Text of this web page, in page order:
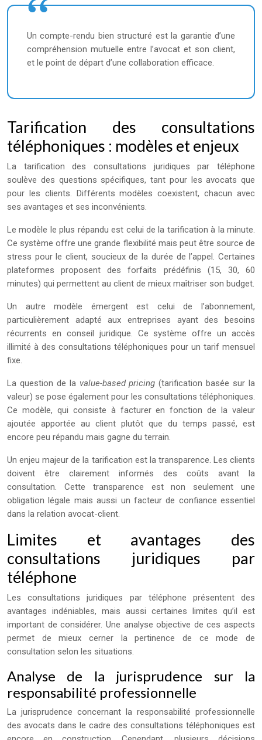
Un compte-rendu bien structuré est la garantie d’une
compréhension mutuelle entre l’avocat et son client,
et le point de départ d’une collaboration efficace.
Tarification des consultations
téléphoniques : modèles et enjeux
La tarification des consultations juridiques par téléphone
soulève des questions spécifiques, tant pour les avocats que
pour les clients. Différents modèles coexistent, chacun avec
ses avantages et ses inconvénients.
Le modèle le plus répandu est celui de la tarification à la minute.
Ce système offre une grande flexibilité mais peut être source de
stress pour le client, soucieux de la durée de l’appel. Certaines
plateformes proposent des forfaits prédéfinis (15, 30, 60
minutes) qui permettent au client de mieux maîtriser son budget.
Un autre modèle émergent est celui de l’abonnement,
particulièrement adapté aux entreprises ayant des besoins
récurrents en conseil juridique. Ce système offre un accès
illimité à des consultations téléphoniques pour un tarif mensuel
fixe.
La question de la value-based pricing(tarification basée sur la
valeur) se pose également pour les consultations téléphoniques.
Ce modèle, qui consiste à facturer en fonction de la valeur
ajoutée apportée au client plutôt que du temps passé, est
encore peu répandu mais gagne du terrain.
Un enjeu majeur de la tarification est la transparence. Les clients
doivent être clairement informés des coûts avant la
consultation. Cette transparence est non seulement une
obligation légale mais aussi un facteur de confiance essentiel
dans la relation avocat-client.
Limites et avantages des
consultations juridiques par
téléphone
Les consultations juridiques par téléphone présentent des
avantages indéniables, mais aussi certaines limites qu’il est
important de considérer. Une analyse objective de ces aspects
permet de mieux cerner la pertinence de ce mode de
consultation selon les situations.
Analyse de la jurisprudence sur la
responsabilité professionnelle
La jurisprudence concernant la responsabilité professionnelle
des avocats dans le cadre des consultations téléphoniques est